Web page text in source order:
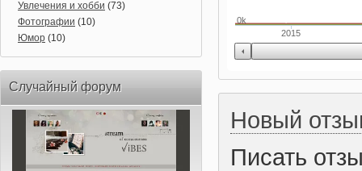
Увлечения и хобби (73)
Фотографии (10)
Юмор (10)
Случайный форум
2015
0k
Новый
Писать